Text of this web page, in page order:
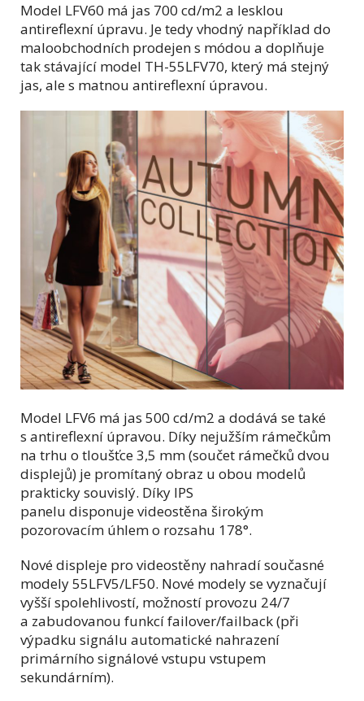
Model LFV60 má jas 700 cd/m2 a lesklou
antireflexní úpravu. Je tedy vhodný například do
maloobchodních prodejen s módou a doplňuje
tak stávající model TH-55LFV70, který má stejný
jas, ale s matnou antireflexní úpravou.
Model LFV6 má jas 500 cd/m2 a dodává se také
s antireflexní úpravou. Díky nejužším rámečkům
na trhu o tloušťce 3,5 mm (součet rámečků dvou
displejů) je promítaný obraz u obou modelů
prakticky souvislý. Díky IPS
panelu disponuje videostěna širokým
pozorovacím úhlem o rozsahu 178°.
Nové displeje pro videostěny nahradí současné
modely 55LFV5/LF50. Nové modely se vyznačují
vyšší spolehlivostí, možností provozu 24/7
a zabudovanou funkcí failover/failback (při
výpadku signálu automatické nahrazení
primárního signálové vstupu vstupem
sekundárním).